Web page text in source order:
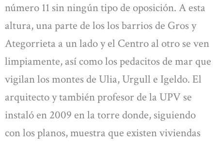
número 11 sin ningún tipo de oposición. A esta
altura, una parte de los los barrios de Gros y
Ategorrieta a un lado y el Centro al otro se ven
limpiamente, así como los pedacitos de mar que
vigilan los montes de Ulia, Urgull e Igeldo. El
arquitecto y también profesor de la UPV se
instaló en 2009 en la torre donde, siguiendo
con los planos, muestra que existen viviendas